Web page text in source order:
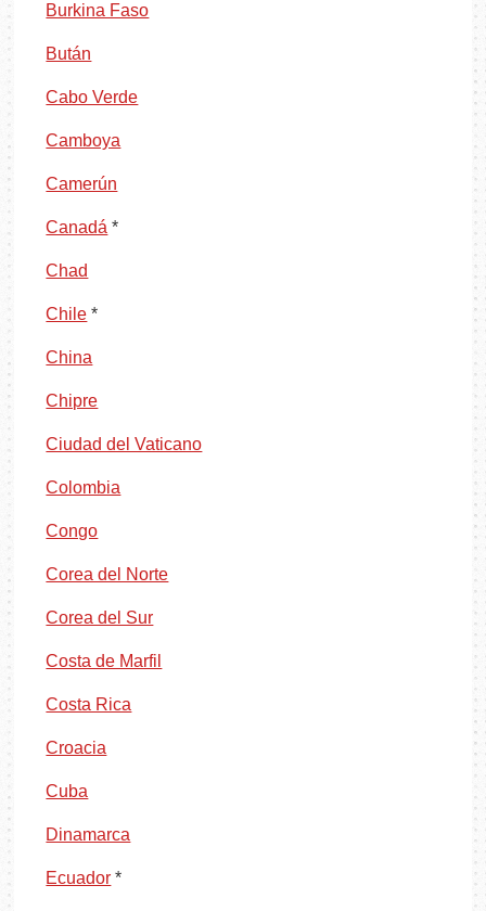
Burkina Faso
Bután
Cabo Verde
Camboya
Camerún
Canadá *
Chad
Chile *
China
Chipre
Ciudad del Vaticano
Colombia
Congo
Corea del Norte
Corea del Sur
Costa de Marfil
Costa Rica
Croacia
Cuba
Dinamarca
Ecuador *